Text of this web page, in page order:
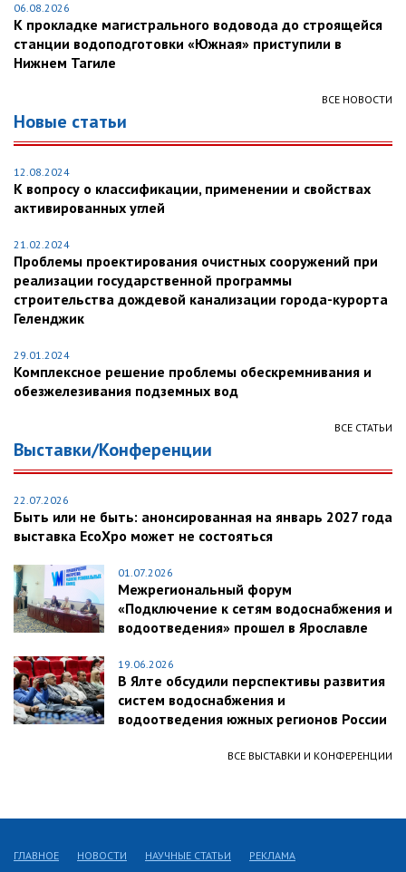
06.08.2026
К прокладке магистрального водовода до строящейся
станции водоподготовки «Южная» приступили в
Нижнем Тагиле
ВСЕ НОВОСТИ
Новые статьи
12.08.2024
К вопросу о классификации, применении и свойствах
активированных углей
21.02.2024
Проблемы проектирования очистных сооружений при
реализации государственной программы
строительства дождевой канализации города-курорта
Геленджик
29.01.2024
Комплексное решение проблемы обескремнивания и
обезжелезивания подземных вод
ВСЕ СТАТЬИ
Выставки/Конференции
22.07.2026
Быть или не быть: анонсированная на январь 2027 года
выставка EcoXpo может не состояться
01.07.2026
Межрегиональный форум
«Подключение к сетям водоснабжения и
водоотведения» прошел в Ярославле
19.06.2026
В Ялте обсудили перспективы развития
систем водоснабжения и
водоотведения южных регионов России
ВСЕ ВЫСТАВКИ И КОНФЕРЕНЦИИ
ГЛАВНОЕ НОВОСТИ НАУЧНЫЕ СТАТЬИ РЕКЛАМА